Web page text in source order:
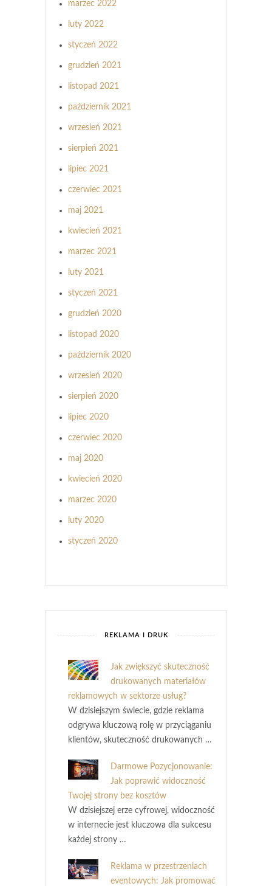
marzec 2022
luty 2022
styczeń 2022
grudzień 2021
listopad 2021
październik 2021
wrzesień 2021
sierpień 2021
lipiec 2021
czerwiec 2021
maj 2021
kwiecień 2021
marzec 2021
luty 2021
styczeń 2021
grudzień 2020
listopad 2020
październik 2020
wrzesień 2020
sierpień 2020
lipiec 2020
czerwiec 2020
maj 2020
kwiecień 2020
marzec 2020
luty 2020
styczeń 2020
REKLAMA I DRUK
Jak zwiększyć skuteczność
drukowanych materiałów
reklamowych w sektorze usług?
W dzisiejszym świecie, gdzie reklama
odgrywa kluczową rolę w przyciąganiu
klientów, skuteczność drukowanych …
Darmowe Pozycjonowanie:
Jak poprawić widoczność
Twojej strony bez kosztów
W dzisiejszej erze cyfrowej, widoczność
w internecie jest kluczowa dla sukcesu
każdej strony …
Reklama w przestrzeniach
eventowych: Jak promować